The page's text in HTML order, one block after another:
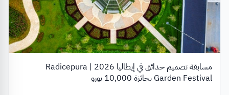
مسابقة تصميم حدائق في إيطاليا 2026 | Radicepura
Garden Festival بجائزة 10,000 يورو